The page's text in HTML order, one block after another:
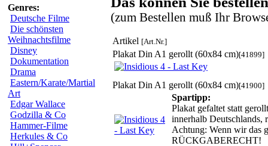
Genres:
Deutsche Filme
Die schönsten
Weihnachtsfilme
Disney
Dokumentation
Drama
Eastern/Karate/Martial
Art
Edgar Wallace
Godzilla & Co
Hammer-Filme
Herkules & Co
(zum Bestellen muß Ihr
Artikel [Art.Nr.]
Plakat Din A1 gerollt (60x84 cm)[41899]
Plakat Din A1 gerollt (60x84 cm)[41900]
Spartipp:
Plakat gefaltet statt
innerhalb Deutschlands,
Achtung: Wenn wir das
RÜCKGABERECHT!